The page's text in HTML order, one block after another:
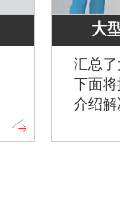
大
汇总了
下面
介绍解